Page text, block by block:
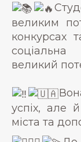
великим
конкурсах
великий
успіх, але
міста та